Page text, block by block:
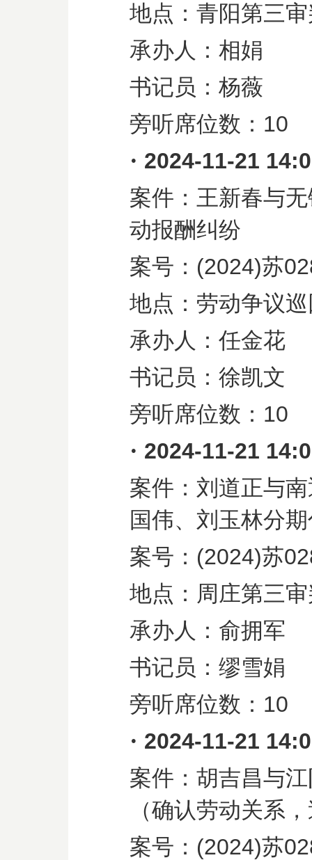
地点：青阳第三
承办人：相娟
书记员：杨薇
旁听席位数： 10
· 2024-11-21
案件：王新春与
动报酬纠纷
案号： (2024)苏
地点：劳动争议
承办人：任金花
书记员：徐凯文
旁听席位数： 10
· 2024-11-21
案件：刘道正与
国伟、刘玉林分
案号： (2024)苏
地点：周庄第三
承办人：俞拥军
书记员：缪雪娟
旁听席位数： 10
· 2024-11-21
案件：胡吉昌与
（确认劳动关系
案号： (2024)苏